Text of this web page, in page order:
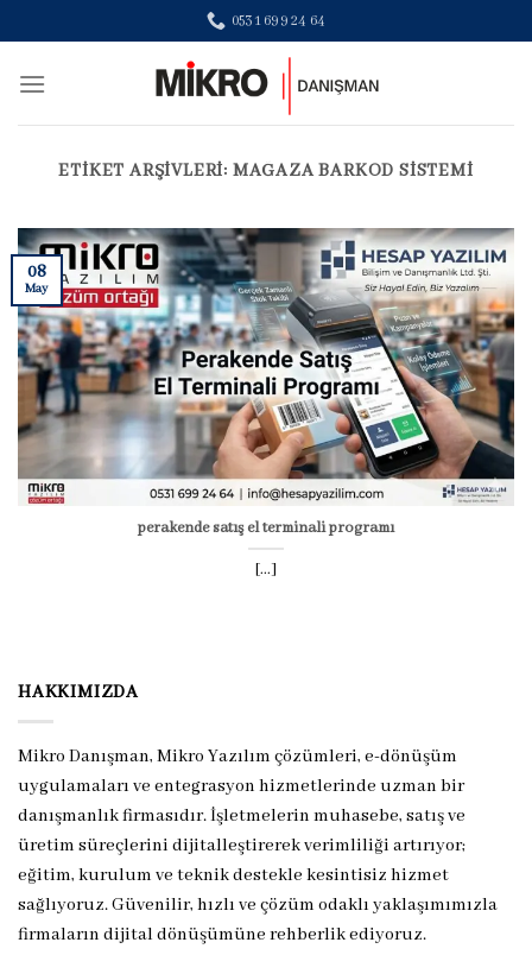
to
content
0531 699 24 64
ETIKET ARŞIVLERI: MAĞAZA BARKOD SISTEMI
perakende satış el terminali programı
[...]
08
May
HAKKIMIZDA
Mikro Danışman, Mikro Yazılım çözümleri, e-dönüşüm
uygulamaları ve entegrasyon hizmetlerinde uzman bir
danışmanlık firmasıdır. İşletmelerin muhasebe, satış ve
üretim süreçlerini dijitalleştirerek verimliliği artırıyor;
eğitim, kurulum ve teknik destekle kesintisiz hizmet
sağlıyoruz. Güvenilir, hızlı ve çözüm odaklı yaklaşımımızla
firmaların dijital dönüşümüne rehberlik ediyoruz.